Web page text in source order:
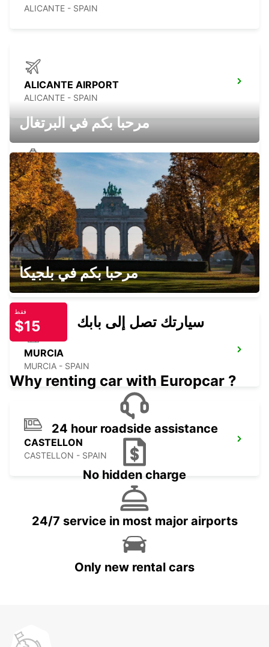
ALICANTE - SPAIN
ALICANTE AIRPORT
ALICANTE - SPAIN
VALENCIA-PUERTO SAGUNTO
SAGUNTO - SPAIN
ALBACETE
ALBACETE - SPAIN
MURCIA
MURCIA - SPAIN
CASTELLON
CASTELLON - SPAIN
مرحبا بكم في البرتغال
مرحبا بكم في بلجيكا
فقط
$15 سيارتك تصل إلى بابك
Why renting car with Europcar ?
24 hour roadside assistance
No hidden charge
24/7 service in most major airports
Only new rental cars